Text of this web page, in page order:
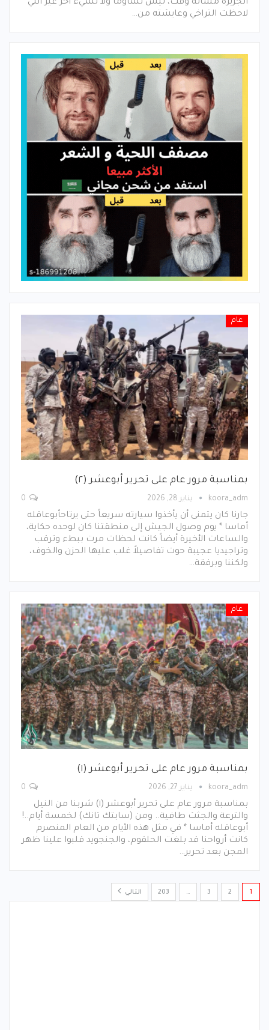
الجزيرة مسألة وقت، ليس تشاؤماً ولا لشيء آخر غير أنني
لاحظت التراخي وعايشته من…
عام
بمناسبة مرور عام على تحرير أبوعشر (٢)
koora_adm يناير 28, 2026
جارنا كان يتمنى أن يأخذوا سيارته سريعاً حتى يرتاحأبوعاقله
أماسا * يوم وصول الجيش إلى منطقتنا كان لوحده حكاية،
والساعات الأخيرة أيضاً كانت لحظات مرت ببطء وترقب
وتراجيديا عجيبة حوت تفاصيلاً غلب عليها الحزن والخوف،
ولكننا وبرفقة…
عام
بمناسبة مرور عام على تحرير أبوعشر (١)
koora_adm يناير 27, 2026
بمناسبة مرور عام على تحرير أبوعشر (١) شربنا من النيل
والترعة والجثث طافية.. ومن (سابتك تانك) لخمسة أيام..!
أبوعاقله أماسا * في مثل هذه الأيام من العام المنصرم
كانت أرواحنا قد بلغت الحلقوم، والجنجويد قلبوا علينا ظهر
المجن بعد تحرير…
1
2
3
…
203 التالي